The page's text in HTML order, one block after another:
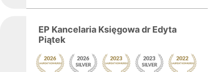
EP Kancelaria Księgowa dr Edyta
Piątek